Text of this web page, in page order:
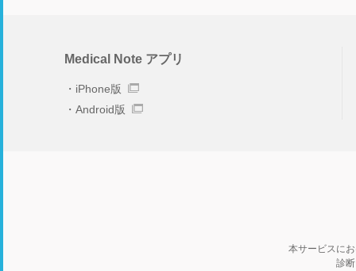
Medical Note アプリ
iPhone版
Android版
本サービスに
診